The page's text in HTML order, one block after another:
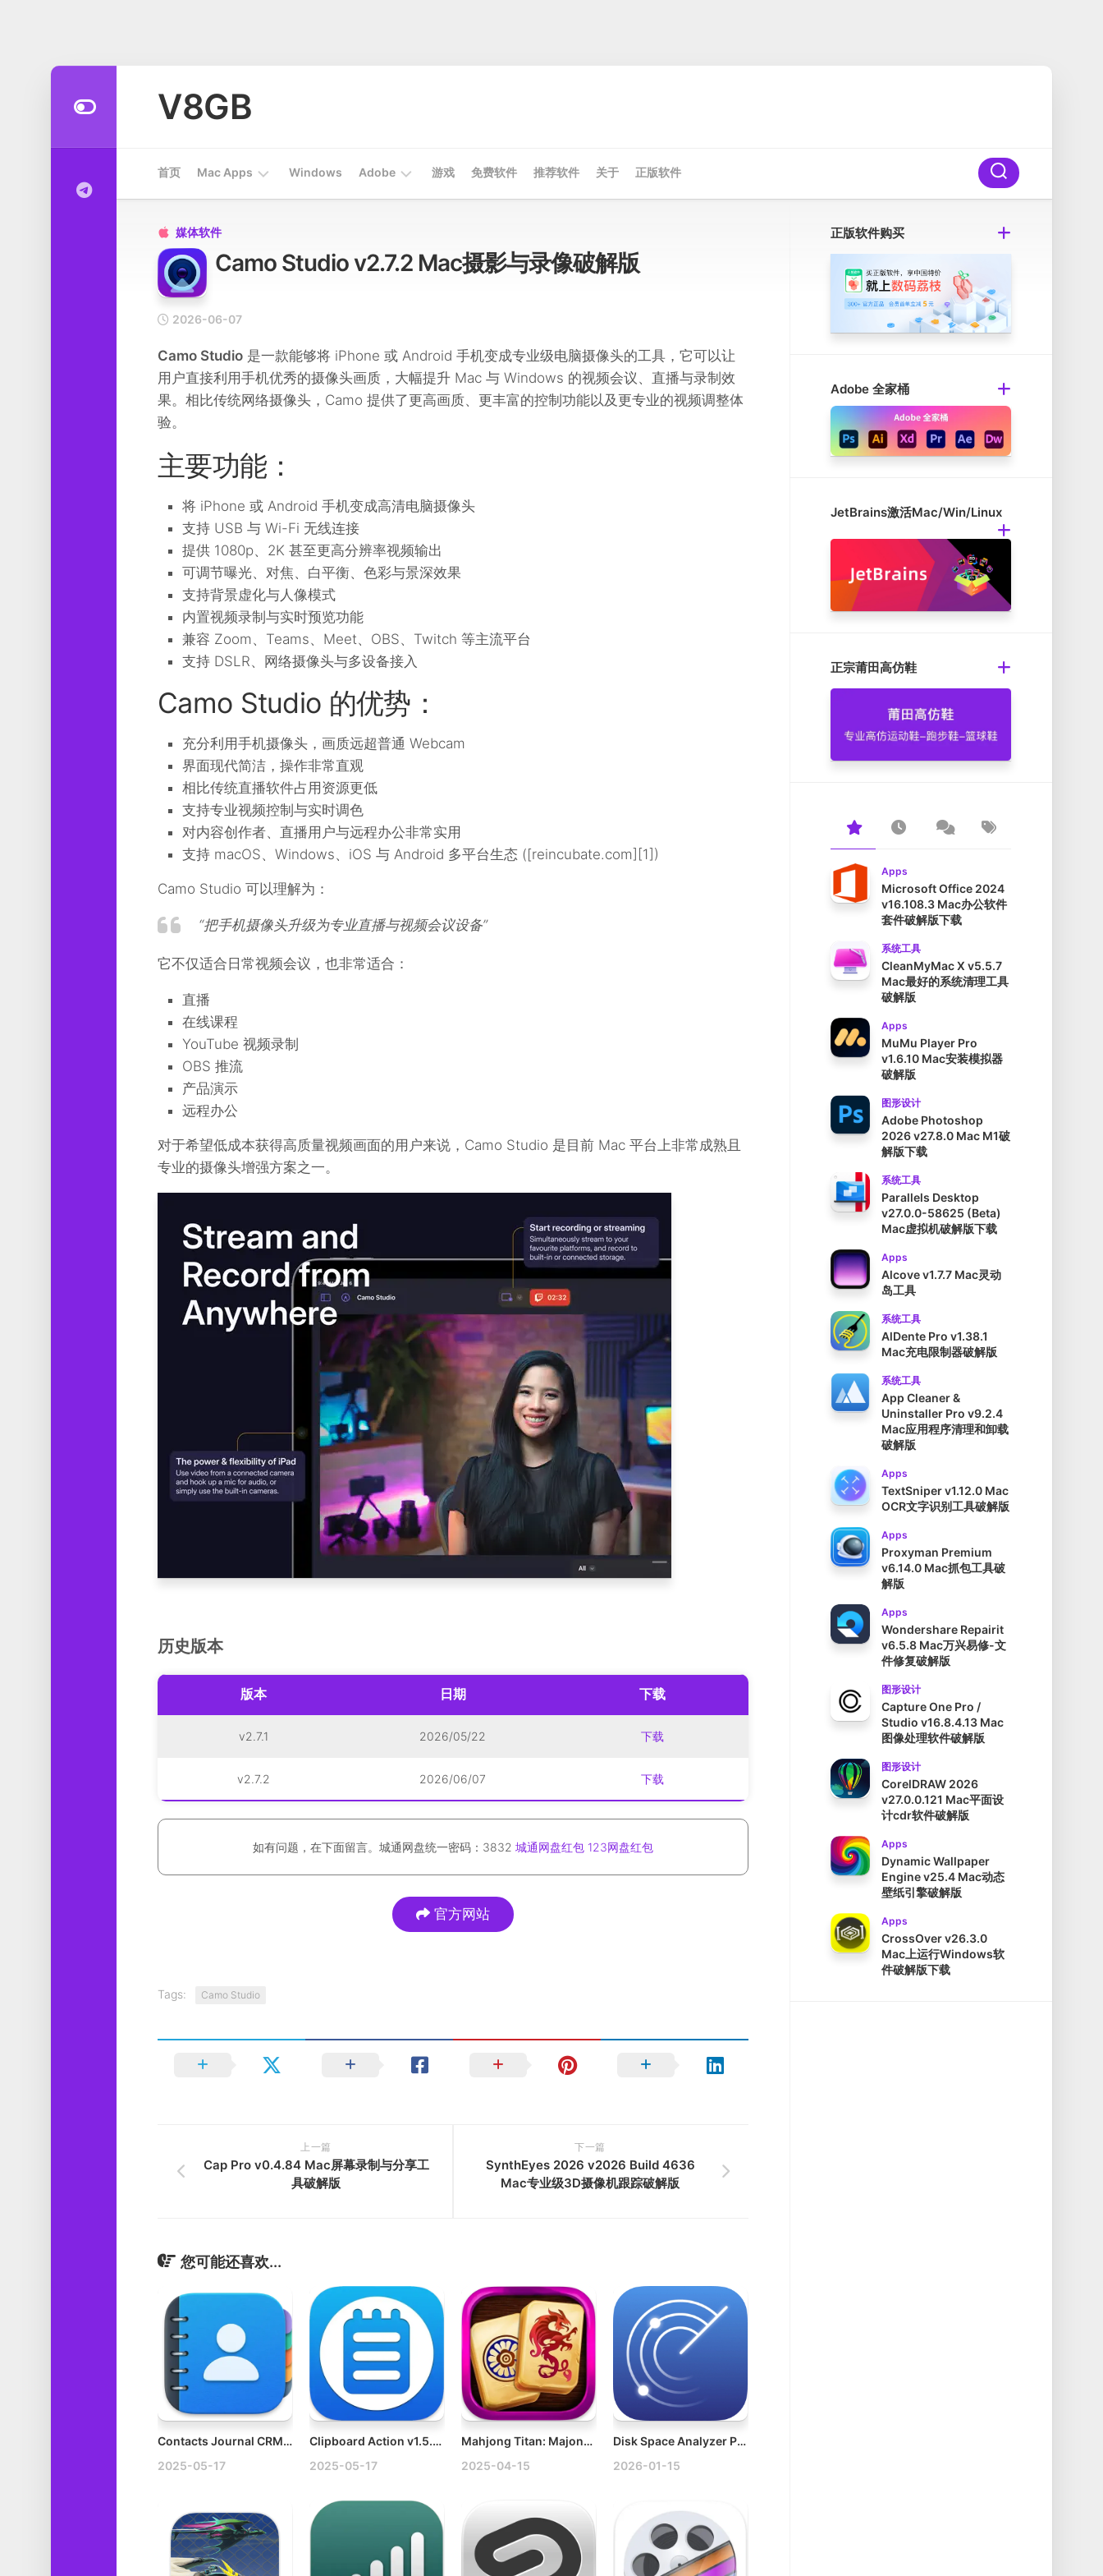
V8GB
首页 Mac Apps
Apps
开
统
工
具
设
计
媒
体
软
件
娱
乐
Windows Adobe 游戏 免费软件 推荐软件 关于 正版软件
 媒体软件
Camo Studio v2.7.2 Mac摄影与录像破解版
2026-06-07
Camo Studio 是一款能够将 iPhone 或 Android 手机变成专业级电脑摄像头的工具，它可以让
用户直接利用手机优秀的摄像头画质，大幅提升 Mac 与 Windows 的视频会议、直播与录制效
果。相比传统网络摄像头，Camo 提供了更高画质、更丰富的控制功能以及更专业的视频调整体
验。
主要功能：
将 iPhone 或 Android 手机变成高清电脑摄像头
支持 USB 与 Wi-Fi 无线连接
提供 1080p、2K 甚至更高分辨率视频输出
可调节曝光、对焦、白平衡、色彩与景深效果
支持背景虚化与人像模式
内置视频录制与实时预览功能
兼容 Zoom、Teams、Meet、OBS、Twitch 等主流平台
支持 DSLR、网络摄像头与多设备接入
Camo Studio 的优势：
充分利用手机摄像头，画质远超普通 Webcam
界面现代简洁，操作非常直观
相比传统直播软件占用资源更低
支持专业视频控制与实时调色
对内容创作者、直播用户与远程办公非常实用
支持 macOS、Windows、iOS 与 Android 多平台生态 ([reincubate.com][1])
Camo Studio 可以理解为：
“把手机摄像头升级为专业直播与视频会议设备”
它不仅适合日常视频会议，也非常适合：
直播
在线课程
YouTube 视频录制
OBS 推流
产品演示
远程办公
对于希望低成本获得高质量视频画面的用户来说，Camo Studio 是目前 Mac 平台上非常成熟且
专业的摄像头增强方案之一。
历史版本
版本 日期 下载
v2.7.1 2026/05/22 下载
v2.7.2 2026/06/07 下载
如有问题，在下面留言。城通网盘统一密码：3832 城通网盘红包 123网盘红包
官方网站
Tags: Camo Studio
下一篇
SynthEyes 2026 v2026 Build 4636
Mac专业级3D摄像机跟踪破解版
上一篇
Cap Pro v0.4.84 Mac屏幕录制与分享工
具破解版
您可能还喜欢...
Contacts Journal CRM v3.4.0 Mac客户关系管理软件
2025-05-17
Clipboard Action v1.5.7 Mac智能剪贴板历史管理器破解版
2025-05-17
Mahjong Titan: Majong v2.7.5 Mac休闲麻将
2025-04-15
Disk Space Analyzer Pro v6.0 Mac可视化磁盘清理工具破解版
2026-01-15
正版软件购买
Adobe 全家桶
JetBrains激活Mac/Win/Linux
正宗莆田高仿鞋
Apps
Microsoft Office 2024
v16.108.3 Mac办公软件
套件破解版下载
系统工具
CleanMyMac X v5.5.7
Mac最好的系统清理工具
破解版
Apps
MuMu Player Pro
v1.6.10 Mac安装模拟器
破解版
图形设计
Adobe Photoshop
2026 v27.8.0 Mac M1破
解版下载
系统工具
Parallels Desktop
v27.0.0-58625 (Beta)
Mac虚拟机破解版下载
Apps
Alcove v1.7.7 Mac灵动
岛工具
系统工具
AlDente Pro v1.38.1
Mac充电限制器破解版
系统工具
App Cleaner &
Uninstaller Pro v9.2.4
Mac应用程序清理和卸载
破解版
Apps
TextSniper v1.12.0 Mac
OCR文字识别工具破解版
Apps
Proxyman Premium
v6.14.0 Mac抓包工具破
解版
Apps
Wondershare Repairit
v6.5.8 Mac万兴易修-文
件修复破解版
图形设计
Capture One Pro /
Studio v16.8.4.13 Mac
图像处理软件破解版
图形设计
CorelDRAW 2026
v27.0.0.121 Mac平面设
计cdr软件破解版
Apps
Dynamic Wallpaper
Engine v25.4 Mac动态
壁纸引擎破解版
Apps
CrossOver v26.3.0
Mac上运行Windows软
件破解版下载